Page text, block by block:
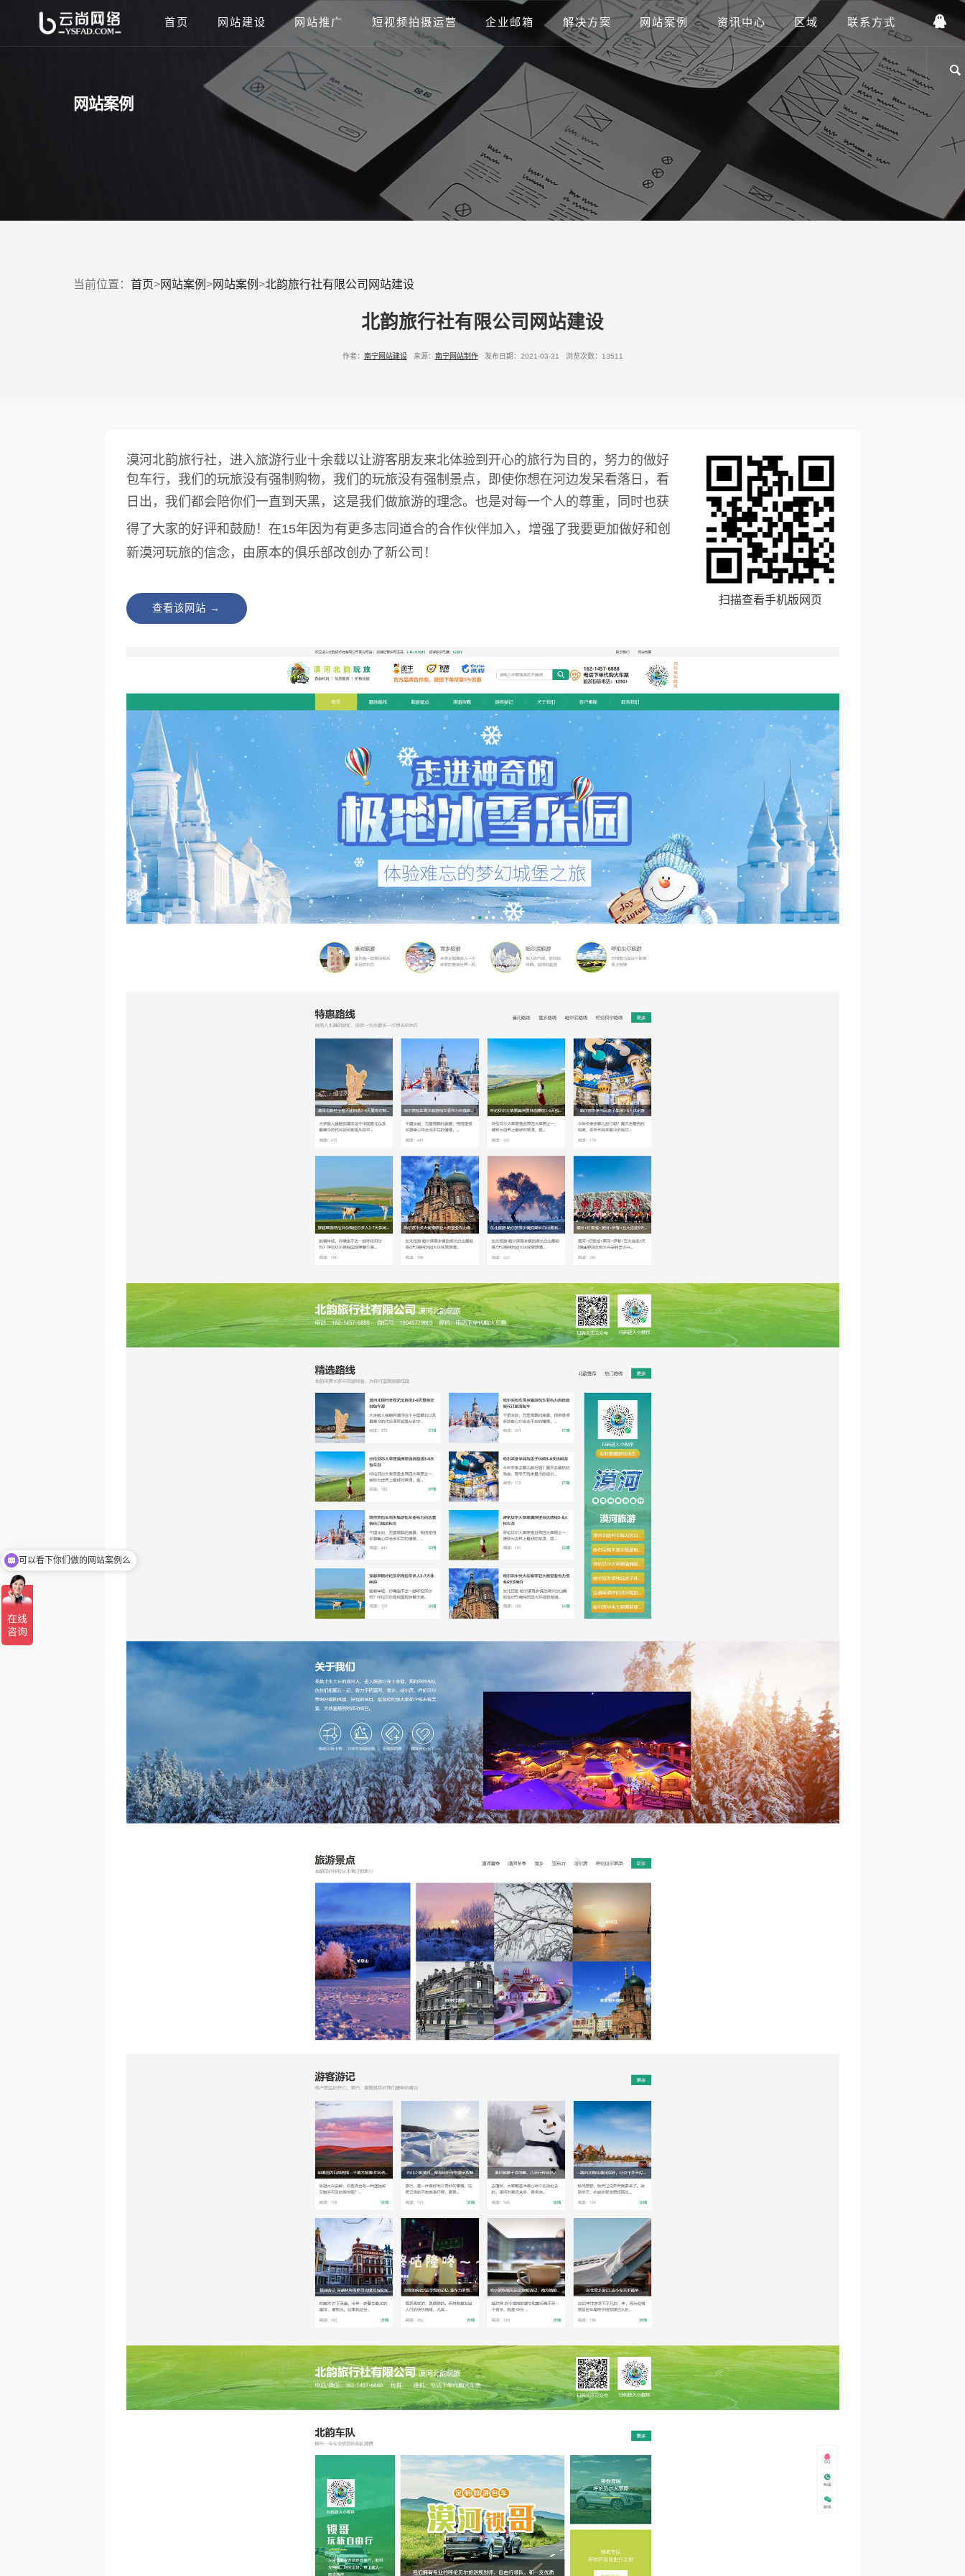
首页 网站建设 网站推广 短视频拍摄运营 企业邮箱 解决方案 网站案例 资讯中心 区域 联系方式
网站案例
当前位置： 首页>网站案例 >网站案例 >北韵旅行社有限公司网站建设
北韵旅行社有限公司网站建设
作者： 南宁网站建设来源： 南宁网站制作发布日期：2021-03-31 浏览次数：13511
扫描查看手机版网页
漠河北韵旅行社， 进入旅游行业十余载以让游客朋友来北体验到开心的旅行为目的，努力的做好
包车行，我们的玩旅没有强制购物，我们的玩旅没有强制景点，即使你想在河边发呆看落日，看
日出，我们都会陪你们一直到天黑，这是我们做旅游的理念。 也是对每一个人的尊重，同时也获
得了大家的好评和鼓励！ 在15年因为有更多志同道合的合作伙伴加入， 增强了我要更加做好和创
新漠河玩旅的信念，由原本的俱乐部改创办了新公司！
查看该网站 →
可以看下你们做的网站案例么
你们是网站怎么收费的呢